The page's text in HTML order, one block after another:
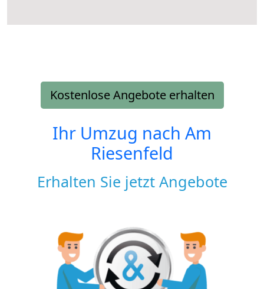
Kostenlose Angebote erhalten
Ihr Umzug nach Am
Riesenfeld
Erhalten Sie jetzt Angebote